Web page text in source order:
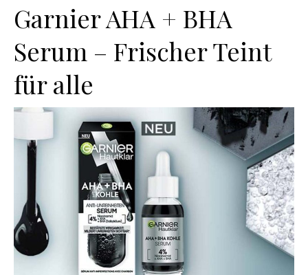
Garnier AHA + BHA
Serum – Frischer Teint
für alle